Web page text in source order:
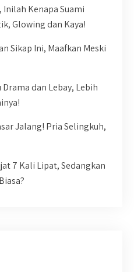
Inilah Kenapa Suami
Glowing dan Kaya!
Sikap Ini, Maafkan Meski
dan Lebay, Lebih
Jalang! Pria Selingkuh,
7 Kali Lipat, Sedangkan